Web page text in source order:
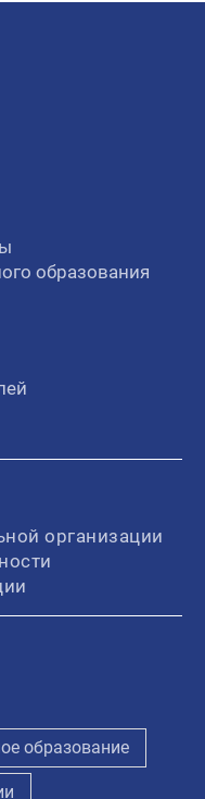
образования
организации
образование